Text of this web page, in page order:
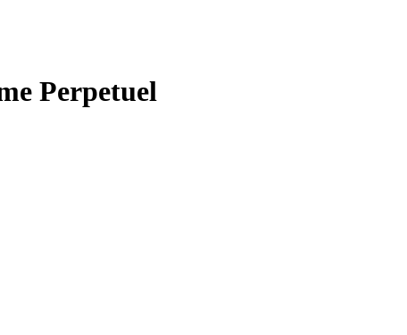
Perpetuel